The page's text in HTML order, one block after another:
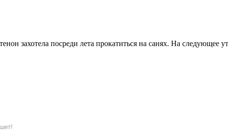
захотела посреди лета прокатиться на санях. На следующее